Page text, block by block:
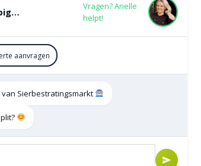
Basalt split 8-16 mm bigbag 1000 KG
Vragen? Arielle
helpt!
aanvragen
van Sierbestratingsmarkt